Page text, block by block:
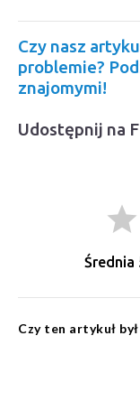
Czy nasz
problemie?
znajomymi!
Udostępnij na
grade
Średnia
Czy ten artykuł